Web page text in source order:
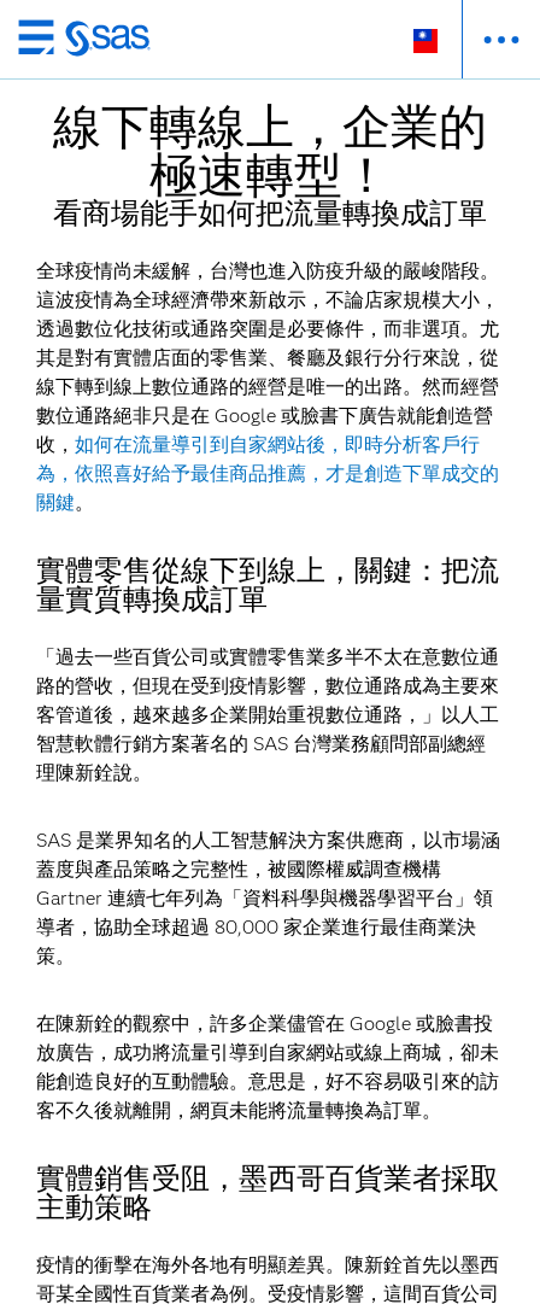
跳
至
主
要
容
線下轉線上，企業的
極速轉型！
看商場能手如何把流量轉換成訂單
全球疫情尚未緩解，台灣也進入防疫升級的嚴峻階段。
這波疫情為全球經濟帶來新啟示，不論店家規模大小，
透過數位化技術或通路突圍是必要條件，而非選項。尤
其是對有實體店面的零售業、餐廳及銀行分行來說，從
線下轉到線上數位通路的經營是唯一的出路。然而經營
數位通路絕非只是在 Google 或臉書下廣告就能創造營
收，如何在流量導引到自家網站後，即時分析客戶行
為，依照喜好給予最佳商品推薦，才是創造下單成交的
關鍵。
實體零售從線下到線上，關鍵：把流
量實質轉換成訂單
「過去一些百貨公司或實體零售業多半不太在意數位通
路的營收，但現在受到疫情影響，數位通路成為主要來
客管道後，越來越多企業開始重視數位通路，」以人工
智慧軟體行銷方案著名的 SAS 台灣業務顧問部副總經
理陳新銓說。
SAS 是業界知名的人工智慧解決方案供應商，以市場涵
蓋度與產品策略之完整性，被國際權威調查機構
Gartner 連續七年列為「資料科學與機器學習平台」領
導者，協助全球超過 80,000 家企業進行最佳商業決
策。
在陳新銓的觀察中，許多企業儘管在 Google 或臉書投
放廣告，成功將流量引導到自家網站或線上商城，卻未
能創造良好的互動體驗。意思是，好不容易吸引來的訪
客不久後就離開，網頁未能將流量轉換為訂單。
實體銷售受阻，墨西哥百貨業者採取
主動策略
疫情的衝擊在海外各地有明顯差異。陳新銓首先以墨西
哥某全國性百貨業者為例。受疫情影響，這間百貨公司